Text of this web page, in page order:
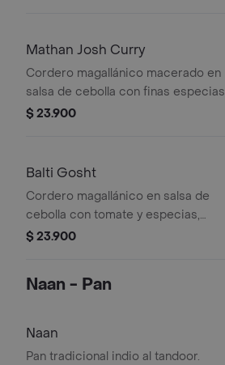
Mathan Josh Curry
Cordero magallánico macerado en
salsa de cebolla con finas especias
indias y bastante masala.(contiene
$ 23.900
Balti Gosht
Cordero magallánico en salsa de
cebolla con tomate y especias,
servido en balde (balti). (contiene
$ 23.900
Naan - Pan
Naan
Pan tradicional indio al tandoor.